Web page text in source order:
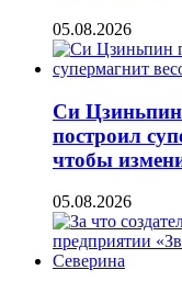
05.08.2026
Си
построил
чтобы
05.08.2026